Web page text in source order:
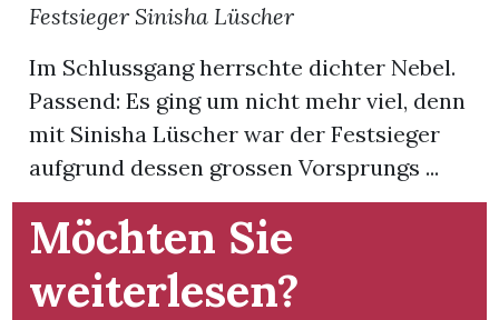
Festsieger Sinisha Lüscher
Im Schlussgang herrschte dichter Nebel.
Passend: Es ging um nicht mehr viel, denn
mit Sinisha Lüscher war der Festsieger
aufgrund dessen grossen Vorsprungs ...
Möchten Sie
weiterlesen?